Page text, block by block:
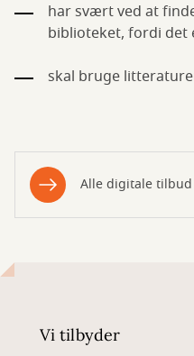
har svært ved at
biblioteket, fordi det
skal bruge
Alle digitale tilbud
Vi tilbyder